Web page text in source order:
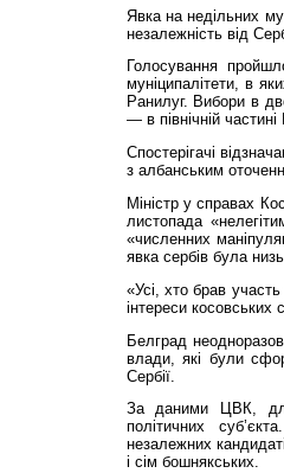
Явка на недільних
незалежність від
Голосування
муніципалітети, в
Ранилуг. Вибори в
— в північній
Спостерігачі
з албанським
Міністр у справах
листопада
«численних
явка сербів була
«Усі, хто брав
інтереси косовських
Белград
влади, які були
Сербії.
За даними ЦВК,
політичних
незалежних
і сім бошнякських.